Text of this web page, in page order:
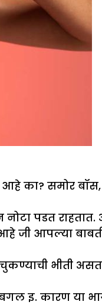
का? समोर
पडत
आहे जी आपल्या
चुकण्याची भीती
कारण या